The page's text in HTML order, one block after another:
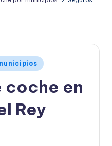
coche en
Rey